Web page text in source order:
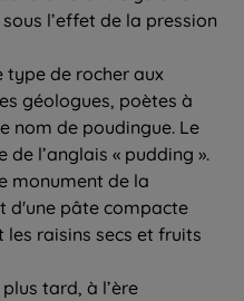
l’effet de la pression
type de rocher aux
géologues, poètes à
nom de poudingue. Le
l’anglais « pudding ».
monument de la
d'une pâte compacte
raisins secs et fruits
tard, à l’ère